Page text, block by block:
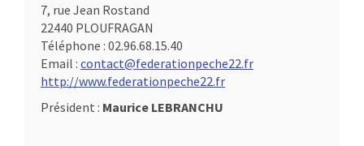
7, rue Jean Rostand
22440 PLOUFRAGAN
Téléphone : 02.96.68.15.40
Email : contact@federationpeche22.fr
http://www.federationpeche22.fr
Président : Maurice LEBRANCHU